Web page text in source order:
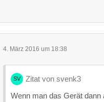
4. März 2016 um 18:38
Zitat von svenk3
Wenn man das Gerät